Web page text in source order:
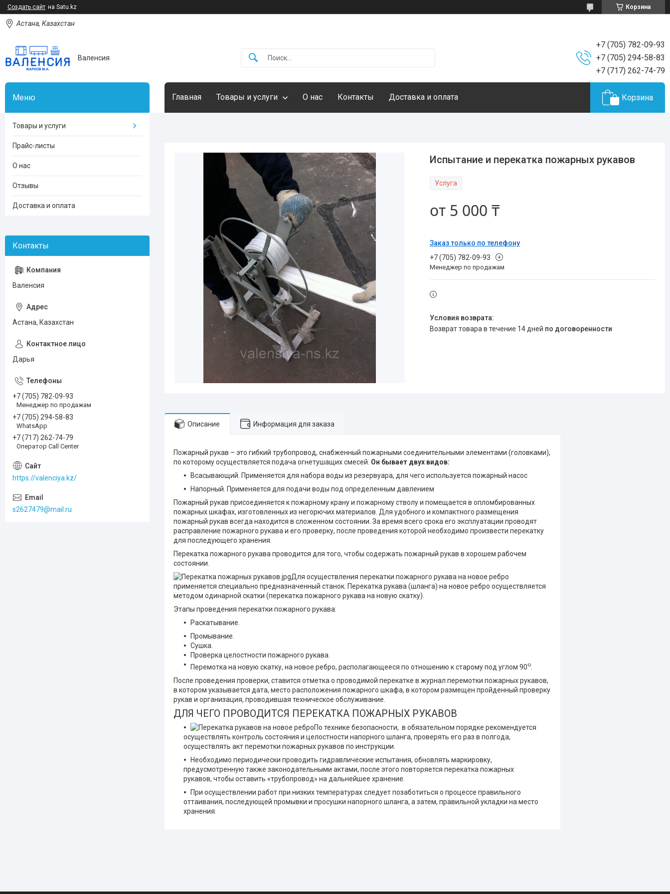
Создать сайт на Satu.kz Корзина
Астана, Казахстан
Валенсия
+7 (705) 782-09-93
+7 (705) 294-58-83
+7 (717) 262-74-79
Главная Товары и услуги О нас Контакты Доставка и оплата Корзина
Испытание и перекатка пожарных рукавов
Услуга
от 5 000 ₸
Заказ только по телефону
+7 (705) 782-09-93
Менеджер по продажам
возврат товара в течение 14 дней по договоренности
Описание Информация для заказа
Пожарный рукав – это гибкий трубопровод, снабженный пожарными соединительными элементами (головками),
по которому осуществляется подача огнетушащих смесей. Он бывает двух видов:
Всасывающий. Применяется для набора воды из резервуара, для чего используется пожарный насос
Напорный. Применяется для подачи воды под определенным давлением
Пожарный рукав присоединяется к пожарному крану и пожарному стволу и помещается в опломбированных
пожарных шкафах, изготовленных из негорючих материалов. Для удобного и компактного размещения
пожарный рукав всегда находится в сложенном состоянии. За время всего срока его эксплуатации проводят
расправление пожарного рукава и его проверку, после проведения которой необходимо произвести перекатку
для последующего хранения.
Перекатка пожарного рукава проводится для того, чтобы содержать пожарный рукав в хорошем рабочем
состоянии.
Для осуществления перекатки пожарного рукава на новое ребро
применяется специально предназначенный станок. Перекатка рукава (шланга) на новое ребро осуществляется
методом одинарной скатки (перекатка пожарного рукава на новую скатку).
Этапы проведения перекатки пожарного рукава:
Раскатывание.
Промывание.
Сушка.
Проверка целостности пожарного рукава.
Перемотка на новую скатку, на новое ребро, располагающееся по отношению к старому под углом 90о
После проведения проверки, ставится отметка о проводимой перекатке в журнал перемотки пожарных рукавов,
в котором указывается дата, место расположения пожарного шкафа, в котором размещен пройденный проверку
рукав и организация, проводившая техническое обслуживание.
ДЛЯ ЧЕГО ПРОВОДИТСЯ ПЕРЕКАТКА ПОЖАРНЫХ РУКАВОВ
По технике безопасности, в обязательном порядке рекомендуется
осуществлять контроль состояния и целостности напорного шланга, проверять его раз в полгода,
осуществлять акт перемотки пожарных рукавов по инструкции.
Необходимо периодически проводить гидравлические испытания, обновлять маркировку,
предусмотренную также законодательными актами, после этого повторяется перекатка пожарных
рукавов, чтобы оставить «трубопровод» на дальнейшее хранение.
При осуществлении работ при низких температурах следует позаботиться о процессе правильного
оттаивания, последующей промывки и просушки напорного шланга, а затем, правильной укладки на место
хранения.
Товары и услуги
Прайс-листы
О нас
Отзывы
Доставка и оплата
Валенсия
Астана, Казахстан
Дарья
+7 (705) 782-09-93
Менеджер по продажам
+7 (705) 294-58-83
WhatsApp
+7 (717) 262-74-79
Оператор Call Center
https://valenciya.kz/
s2627479@mail.ru